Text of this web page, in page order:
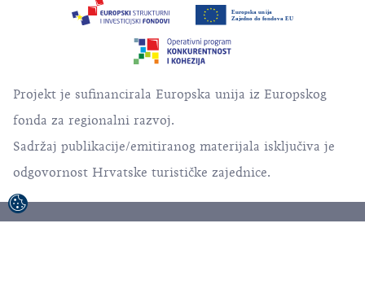
Projekt je sufinancirala Europska unija iz Europskog
fonda za regionalni razvoj.
Sadržaj publikacije/emitiranog materijala isključiva je
odgovornost Hrvatske turističke zajednice.